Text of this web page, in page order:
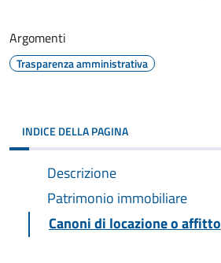
Argomenti
Trasparenza amministrativa
INDICE DELLA PAGINA
Descrizione
Patrimonio immobiliare
Canoni di locazione o affitto